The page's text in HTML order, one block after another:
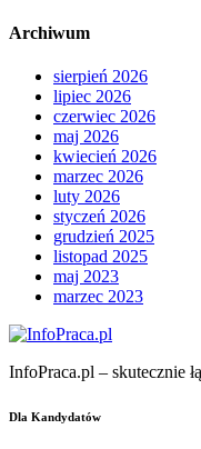
Archiwum
sierpień 2026
lipiec 2026
czerwiec 2026
maj 2026
kwiecień 2026
marzec 2026
luty 2026
styczeń 2026
grudzień 2025
listopad 2025
maj 2023
marzec 2023
InfoPraca.pl – skutecznie
Dla Kandydatów